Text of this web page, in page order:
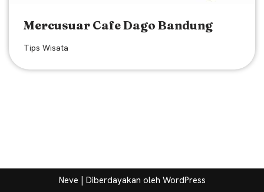
Mercusuar Cafe Dago Bandung
Tips Wisata
Neve | Diberdayakan oleh WordPress